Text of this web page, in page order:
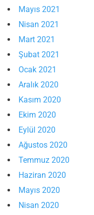
Mayıs 2021
Nisan 2021
Mart 2021
Şubat 2021
Ocak 2021
Aralık 2020
Kasım 2020
Ekim 2020
Eylül 2020
Ağustos 2020
Temmuz 2020
Haziran 2020
Mayıs 2020
Nisan 2020